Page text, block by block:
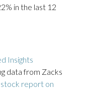
in the last 12
Insights
data from Zacks
report on